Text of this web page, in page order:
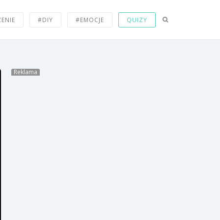
#DIY #EMOCJE QUIZY
Reklama
Mamo zaśpiewaj mi coś na